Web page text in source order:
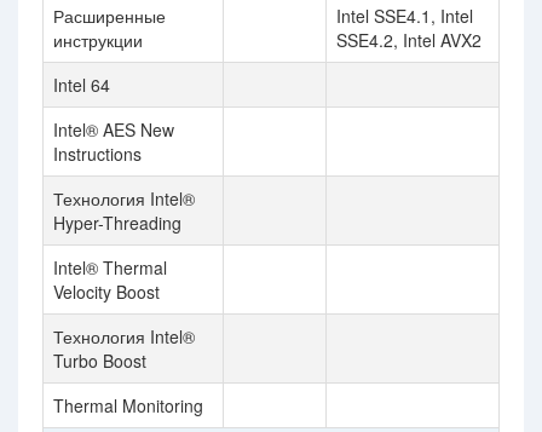
Расширенные
инструкции
Intel SSE4.1, Intel
SSE4.2, Intel AVX2
Intel 64
Intel® AES New
Instructions
Технология Intel®
Hyper-Threading
Intel® Thermal
Velocity Boost
Технология Intel®
Turbo Boost
Thermal Monitoring